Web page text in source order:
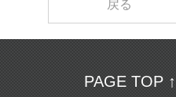
戻る
PAGE TOP ↑